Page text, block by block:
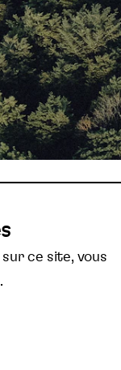
notre
ce site, vous